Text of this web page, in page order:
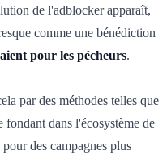
de l'adblocker apparaît,
comme une bénédiction
pour les pécheurs.
par des méthodes telles que
fondant dans l'écosystème de
pour des campagnes plus